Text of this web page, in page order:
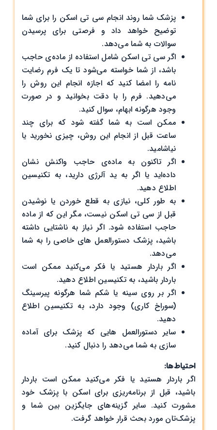
پزشک شما روند انجام سی تی اسکن را برای شما
توضیح خواهد داد و فرصتی برای پرسیدن
سوالات به شما می‌دهد.
اگر سی تی اسکن شامل استفاده از ماده‌ی حاجب
باشد، از شما خواسته می‌شود تا یک فرم رضایت
نامه‌ را امضا کنید که اجازه انجام این روش را
می‌دهید. فرم را با دقت بخوانید و در صورت
وجود هرگونه ابهام، سوال کنید.
ممکن است به شما گفته شود که برای چند
ساعت قبل از انجام این روش، چیزی نخورید یا
نیاشامید.
اگر تاکنون به ماده‌ی حاجب واکنش نشان
داده‌اید یا اگر به ید آلرژی دارید، به تکنیسین
اطلاع دهید.
به طور کلی، نیازی به قطع خوردن یا نوشیدن
قبل از سی تی اسکن نیست، مگر این که از ماده
حاجب استفاده شود. اگر نیاز به ناشتایی داشته
باشید، پزشک دستورالعمل های خاصی را به شما
می‌دهد.
اگر باردار هستید یا فکر می‌کنید ممکن است
باردار باشید، به تکنیسین اطلاع دهید.
اگر بر روی سینه یا شکم شما هرگونه پیرسینگ
(سوراخ کاری) وجود دارد، به تکنیسین اطلاع
دهید.
سایر دستورالعمل هایی که پزشک برای آماده
سازی به شما می‌دهد را دنبال کنید.
احتیاط‌ها:
اگر باردار هستید یا فکر می‌کنید ممکن است باردار
باشید، قبل از برنامه‌ریزی برای اسکن با پزشک خود
مشورت کنید. سایر گزینه‌های جایگزین بین شما و
پزشک‌تان مورد بحث قرار خواهد گرفت.